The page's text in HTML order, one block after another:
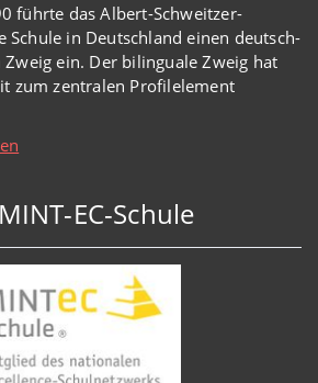
führte das Albert-Schweitzer-
Schule in Deutschland einen deutsch-
ein. Der bilinguale Zweig hat
zum zentralen Profilelement
EC-Schule